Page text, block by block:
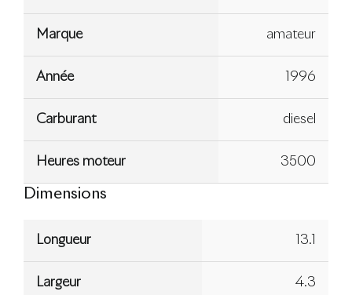
Marque amateur
Année 1996
Carburant diesel
Heures moteur 3500
Dimensions
Longueur 13.1
Largeur 4.3